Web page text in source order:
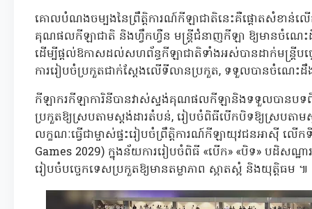
គោលបំណងចម្បងនៃព្រឹត្តិការណ៍កីឡាជាតិនេះគឺផ្តោតសំខាន់លើ
គុណផលកីឡាជាតិ និងហ្វឹកហ្វឺន មន្ត្រីជំនាញកីឡា ឱ្យមានចំណ
ដើម្បីផ្តល់ឱកាសដល់សហព័ន្ធកីឡាជាតិទាំងអស់បានដាក់មន្ត្រីបច្
ការរៀបចំប្រកួតជាក់ស្តែងលើទីលានប្រកួត, ទទួលបានចំណេ
កីឡាករកីឡាការិនីបានវាស់ស្ទង់គុណផលកីឡានិងទទួលបានបទ
ប្រកួតឱ្យស្របតាមស្តង់ដារតំបន់, រៀបចំពិធីបើកបិទឱ្យស្របតាម
លក្ខណៈធ្វើជាម្ចាស់ផ្ទះរៀបចំព្រឹត្តិការណ៍កីឡាយុវជនអាស៊ី ល
Games 2029) ក្នុងន័យការរៀបចំពិធី «បើក» «បិទ» បដិសណ្ឋា
រៀបចំបច្ចេកទេសប្រកួតឱ្យមានតម្លាភាព ស្អាតស្អំ និងយុត្តិធម ៕